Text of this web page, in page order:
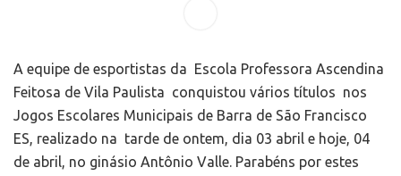
A equipe de esportistas da Escola Professora Ascendina
Feitosa de Vila Paulista conquistou vários títulos nos
Jogos Escolares Municipais de Barra de São Francisco
ES, realizado na tarde de ontem, dia 03 abril e hoje, 04
de abril, no ginásio Antônio Valle. Parabéns por estes